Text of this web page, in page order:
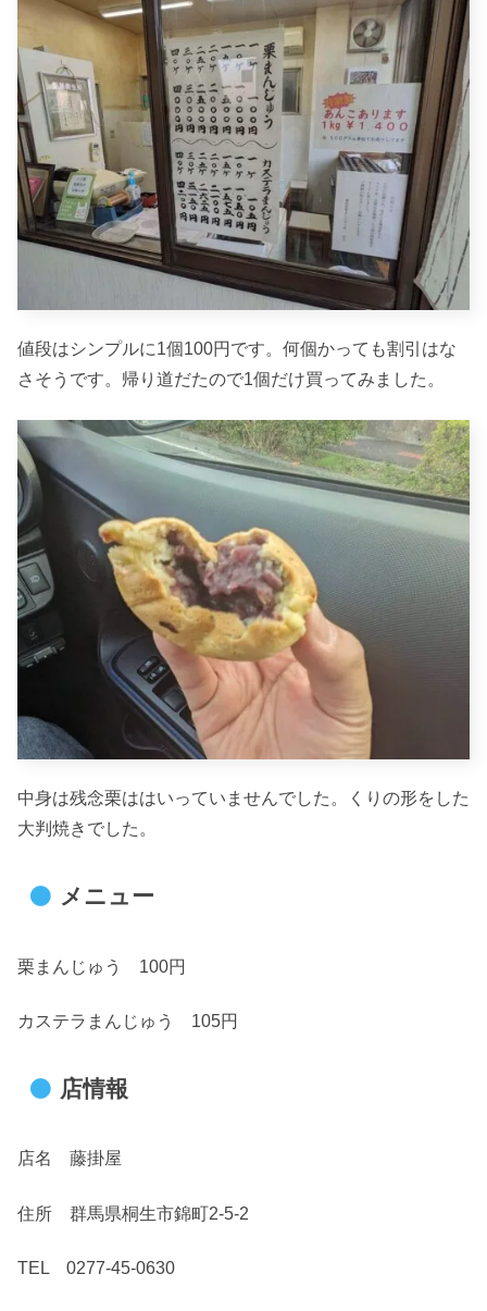
値段はシンプルに1個100円です。何個かっても割引はな
さそうです。帰り道だたので1個だけ買ってみました。
中身は残念栗ははいっていませんでした。くりの形をした
大判焼きでした。
メニュー
栗まんじゅう 100円
カステラまんじゅう 105円
店情報
店名 藤掛屋
住所 群馬県桐生市錦町2-5-2
TEL 0277-45-0630